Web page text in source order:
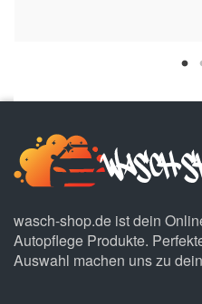
wasch-shop.de ist dein
Autopflege Produkte.
Auswahl machen uns zu